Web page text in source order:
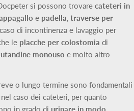
si possono trovare cateteri in
e padella, traverse per
di incontinenza e lavaggio per
le placche per colostomia di
monouso e molto altro
o lungo termine sono fondamentali
nel caso dei cateteri, per quanto
in grado di urinare in modo